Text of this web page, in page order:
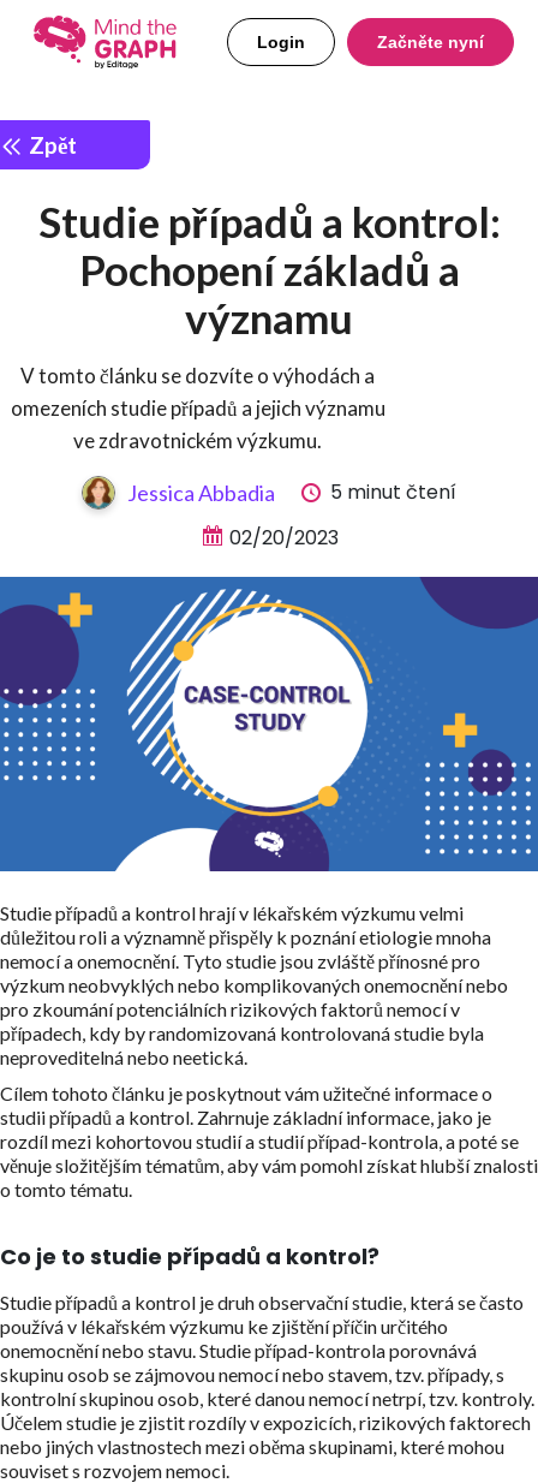
Login Začněte nyní
Zpět
Studie případů a kontrol:
Pochopení základů a
významu
V tomto článku se dozvíte o výhodách a
omezeních studie případů a jejich významu
ve zdravotnickém výzkumu.
Jessica Abbadia
5 minut čtení
02/20/2023
Studie případů a kontrol hrají v lékařském výzkumu velmi
důležitou roli a významně přispěly k poznání etiologie mnoha
nemocí a onemocnění. Tyto studie jsou zvláště přínosné pro
výzkum neobvyklých nebo komplikovaných onemocnění nebo
pro zkoumání potenciálních rizikových faktorů nemocí v
případech, kdy by randomizovaná kontrolovaná studie byla
neproveditelná nebo neetická.
Cílem tohoto článku je poskytnout vám užitečné informace o
studii případů a kontrol. Zahrnuje základní informace, jako je
rozdíl mezi kohortovou studií a studií případ-kontrola, a poté se
věnuje složitějším tématům, aby vám pomohl získat hlubší znalosti
o tomto tématu.
Co je to studie případů a kontrol?
Studie případů a kontrol je druh observační studie, která se často
používá v lékařském výzkumu ke zjištění příčin určitého
onemocnění nebo stavu. Studie případ-kontrola porovnává
skupinu osob se zájmovou nemocí nebo stavem, tzv. případy, s
kontrolní skupinou osob, které danou nemocí netrpí, tzv. kontroly.
Účelem studie je zjistit rozdíly v expozicích, rizikových faktorech
nebo jiných vlastnostech mezi oběma skupinami, které mohou
souviset s rozvojem nemoci.